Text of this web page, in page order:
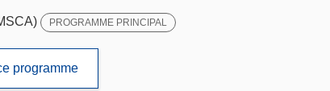
PROGRAMME PRINCIPAL
programme